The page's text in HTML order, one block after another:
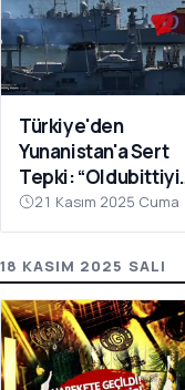
Türkiye'den
Yunanistan'a Sert
Tepki: “Oldubittiyi
Kabul Etmiyoruz,
Çabaları Sonuçsuz
21 Kasım 2025 Cuma
18 KASIM 2025 SALI